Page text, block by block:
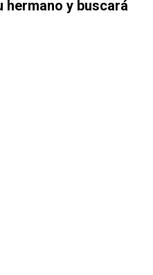
hermano y buscará